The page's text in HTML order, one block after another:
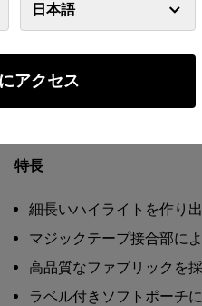
日本語
アクセス
特長
細長いハイライトを作り
マジックテープ接合部に
高品質なファブリックを
ラベル付きソフトポーチ